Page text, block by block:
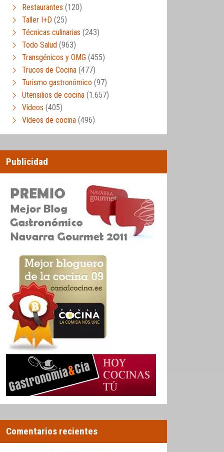
Restaurantes (120)
Taller I+D (25)
Técnicas culinarias (243)
Todo Salud (963)
Transgénicos y OMG (455)
Trucos de Cocina (477)
Turismo gastronómico (97)
Utensilios de cocina (1.657)
Vídeos (405)
Vídeos de cocina (496)
Publicidad
Comentarios recientes